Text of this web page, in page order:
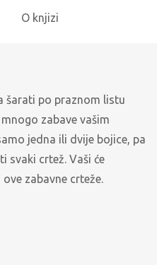
O knjizi
šarati po praznom listu
zabave vašim
jedna ili dvije bojice, pa
svaki crtež. Vaši će
zabavne crteže.